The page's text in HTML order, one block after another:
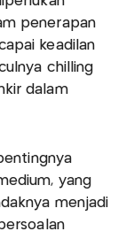
penerapan
keadilan
chilling
dalam
yang
menjadi